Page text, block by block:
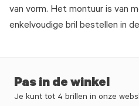
van vorm. Het montuur is van
enkelvoudige bril bestellen in
Pas in de winkel
Je kunt tot 4 brillen in onze